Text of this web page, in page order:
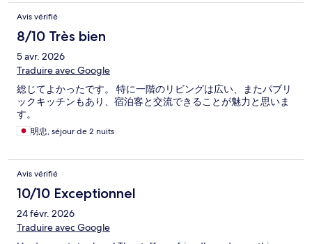
Avis vérifié
8/10 Très bien
5 avr. 2026
Traduire avec Google
総じてよかったです。 特に一階のリビングは広い、またパブリ
ックキッチンもあり、宿泊客と交流できることが魅力と思いま
す。
明忠, séjour de 2 nuits
Avis vérifié
10/10 Exceptionnel
24 févr. 2026
Traduire avec Google